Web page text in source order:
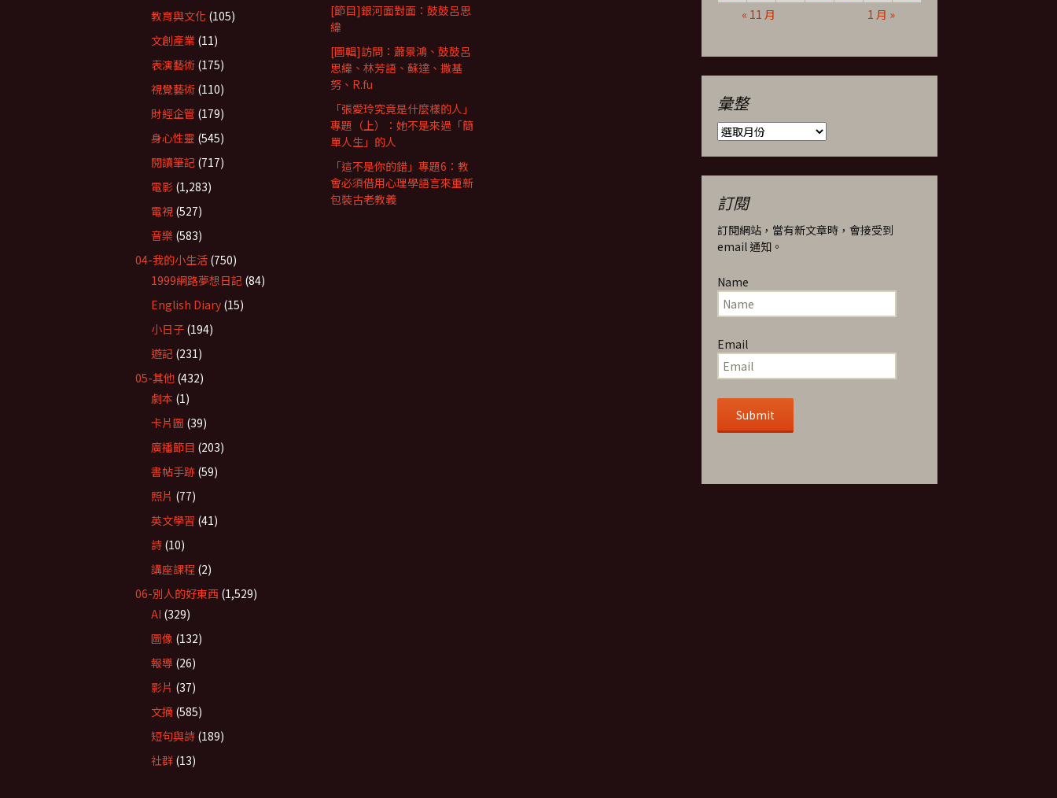
« 11 月
1 月 »
彙整
彙
整
訂閱
訂閱網站，當有新文章時，會接受到
email 通知。
Name
Email
教育與文化 (105)
文創產業 (11)
表演藝術 (175)
視覺藝術 (110)
財經企管 (179)
身心性靈 (545)
閱讀筆記 (717)
電影 (1,283)
電視 (527)
音樂 (583)
04-我的小生活 (750)
1999網路夢想日記 (84)
English Diary (15)
小日子 (194)
遊記 (231)
05-其他 (432)
劇本 (1)
卡片圖 (39)
廣播節目 (203)
書帖手跡 (59)
照片 (77)
英文學習 (41)
詩 (10)
講座課程 (2)
06-別人的好東西 (1,529)
AI (329)
圖像 (132)
報導 (26)
影片 (37)
文摘 (585)
短句與詩 (189)
社群 (13)
[節目]銀河面對面：鼓鼓呂思
緯
[圖輯]訪問：蕭景鴻、鼓鼓呂
思緯、林芳語、蘇達、撒基
努、R.fu
「張愛玲究竟是什麼樣的人」
專題（上）：她不是來過「簡
單人生」的人
「這不是你的錯」專題6：教
會必須借用心理學語言來重新
包裝古老教義